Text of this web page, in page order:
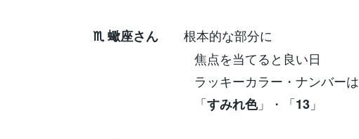
♏ 蠍座さん 根本的な部分に
焦点を当てると良い日
ラッキーカラー・ナンバーは
「すみれ色」・「13 」